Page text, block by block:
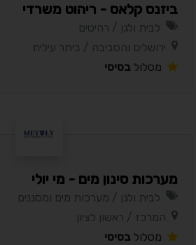
ביזנס קלאס - ריהוט משרדי
לבית ולגן / רהיטים
ירושלים והסביבה / ביתר עילית
מסלול בסיסי
מערכות סינון מים - מי יולי
לבית ולגן / מערכות מים ומסננים
המרכז / ראשון לציון
מסלול בסיסי